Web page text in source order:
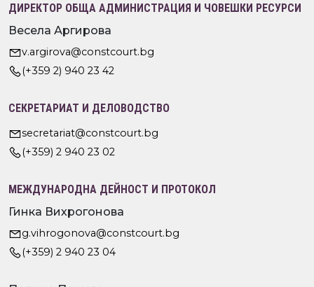
ДИРЕКТОР ОБЩА АДМИНИСТРАЦИЯ И ЧОВЕШКИ РЕСУРСИ
Весела Аргирова
v.argirova@constcourt.bg
(+359 2) 940 23 42
СЕКРЕТАРИАТ И ДЕЛОВОДСТВО
secretariat@constcourt.bg
(+359) 2 940 23 02
МЕЖДУНАРОДНА ДЕЙНОСТ И ПРОТОКОЛ
Гинка Вихрогонова
g.vihrogonova@constcourt.bg
(+359) 2 940 23 04